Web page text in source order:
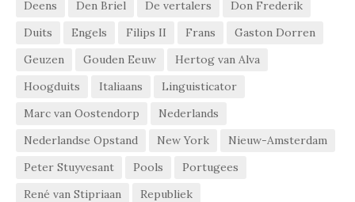
Deens
Den Briel De vertalers
Don Frederik
Duits
Engels Filips II Frans
Gaston Dorren
Geuzen
Gouden Eeuw
Hertog van Alva
Hoogduits
Italiaans
Linguisticator
Marc van Oostendorp
Nederlands
Nederlandse Opstand
New York
Nieuw-Amsterdam
Peter Stuyvesant
Pools
Portugees
René van Stipriaan
Republiek